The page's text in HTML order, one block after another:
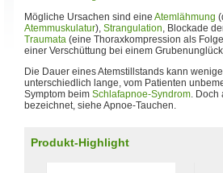
Mögliche Ursachen sind eine Atemlähmung
Atemmuskulatur), Strangulation, Blockade
Traumata (eine Thoraxkompression als
einer Verschüttung bei einem
Die Dauer eines Atemstillstands kann
unterschiedlich lange, vom Patienten
Symptom beim Schlafapnoe-Syndrom. Doch
bezeichnet, siehe Apnoe-Tauchen.
Produkt-Highlight